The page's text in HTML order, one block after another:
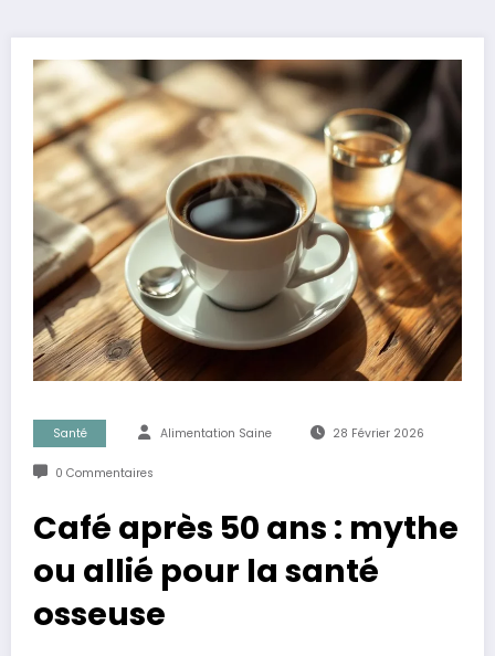
Santé Alimentation Saine 28 Février 2026
0 Commentaires
Café après 50 ans : mythe
ou allié pour la santé
osseuse